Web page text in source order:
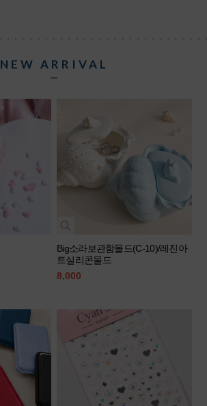
NEW ARRIVAL
ㅡ
Big소라보관함몰드(C-10)/레진아
트실리콘몰드
8,000